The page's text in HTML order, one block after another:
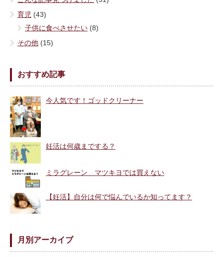
育児 (43)
子供に食べさせたい (8)
その他 (15)
おすすめ記事
今人気です！ゴッドクリーナー
妊活は何歳までする？
ミラグレーン マツキヨでは買えない
【妊活】自分は何で悩んでいるか知ってます？
月別アーカイブ